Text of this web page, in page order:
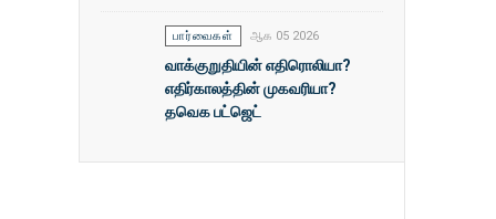
பார்வைகள் ஆக 05 2026
வாக்குறுதியின் எதிரொலியா?
எதிர்காலத்தின் முகவரியா?
தவெக பட்ஜெட்